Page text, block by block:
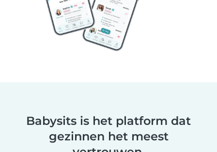
Babysits is het platform dat
gezinnen het meest